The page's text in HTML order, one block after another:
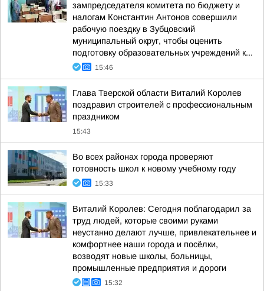
зампредседателя комитета по бюджету и
налогам Константин Антонов совершили
рабочую поездку в Зубцовский
муниципальный округ, чтобы оценить
подготовку образовательных учреждений к...
15:46
Глава Тверской области Виталий Королев
поздравил строителей с профессиональным
праздником
15:43
Во всех районах города проверяют
готовность школ к новому учебному году
15:33
Виталий Королев: Сегодня поблагодарил за
труд людей, которые своими руками
неустанно делают лучше, привлекательнее и
комфортнее наши города и посёлки,
возводят новые школы, больницы,
промышленные предприятия и дороги
15:32